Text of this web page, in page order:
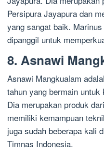
Persipura Jayapura dan
yang sangat baik.
dipanggil untuk
8. Asnawi
Asnawi Mangkualam
tahun yang bermain
Dia merupakan produk
memiliki kemampuan
juga sudah beberapa kali
Timnas Indonesia.